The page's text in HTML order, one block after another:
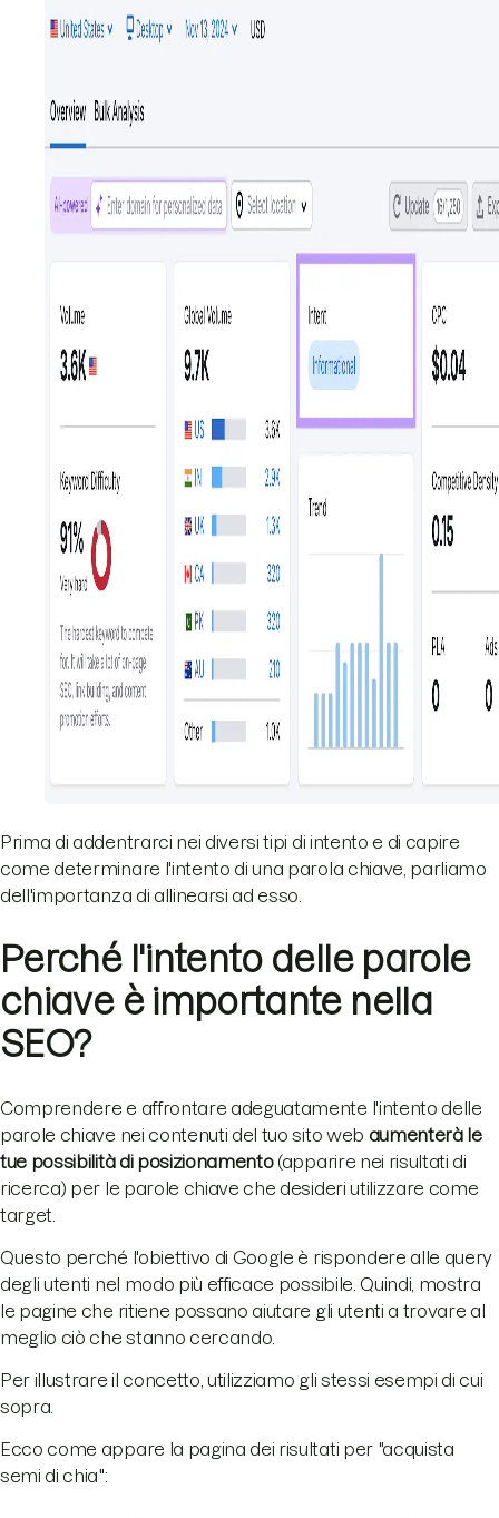
Prima di addentrarci nei diversi tipi di intento e di capire
come determinare l'intento di una parola chiave, parliamo
dell'importanza di allinearsi ad esso.
Perché l'intento delle parole
chiave è importante nella
SEO?
Comprendere e affrontare adeguatamente l'intento delle
parole chiave nei contenuti del tuo sito web aumenterà le
tue possibilità di posizionamento(apparire nei risultati di
ricerca) per le parole chiave che desideri utilizzare come
target.
Questo perché l'obiettivo di Google è rispondere alle query
degli utenti nel modo più efficace possibile. Quindi, mostra
le pagine che ritiene possano aiutare gli utenti a trovare al
meglio ciò che stanno cercando.
Per illustrare il concetto, utilizziamo gli stessi esempi di cui
sopra.
Ecco come appare la pagina dei risultati per "acquista
semi di chia":